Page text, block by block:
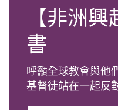
【非洲
書
呼籲全球教會與他
基督徒站在一起反